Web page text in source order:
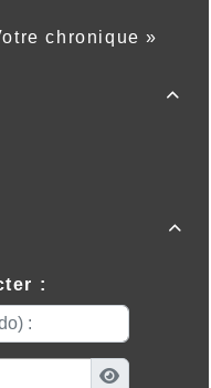
chronique »


: